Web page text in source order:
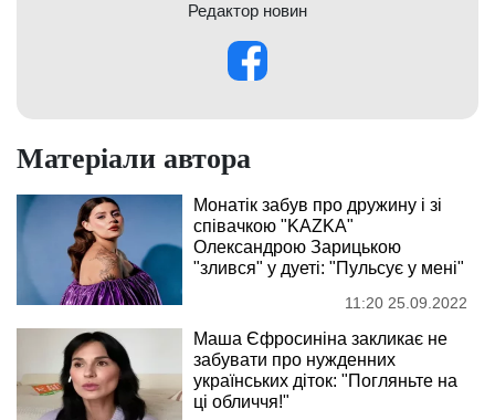
Редактор новин
Матеріали автора
Монатік забув про дружину і зі
співачкою "KAZKA"
Олександрою Зарицькою
"злився" у дуеті: "Пульсує у мені"
11:20 25.09.2022
Маша Єфросиніна закликає не
забувати про нужденних
українських діток: "Погляньте на
ці обличчя!"